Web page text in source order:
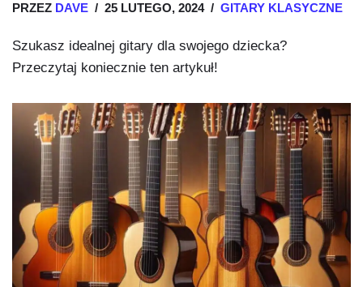
PRZEZ DAVE 25 LUTEGO, 2024 GITARY KLASYCZNE
Szukasz idealnej gitary dla swojego dziecka?
Przeczytaj koniecznie ten artykuł!